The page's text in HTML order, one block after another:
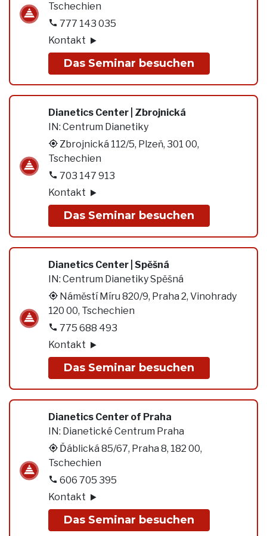
Tschechien
777 143 035
Kontakt
Das Seminar besuchen
Dianetics Center | Zbrojnická
IN: Centrum Dianetiky
Zbrojnická 112/5, Plzeň, 301 00,
Tschechien
703 147 913
Kontakt
Das Seminar besuchen
Dianetics Center | Spěšná
IN: Centrum Dianetiky Spěšná
Náměstí Míru 820/9, Praha 2, Vinohrady
120 00, Tschechien
775 688 493
Kontakt
Das Seminar besuchen
Dianetics Center of Praha
IN: Dianetické Centrum Praha
Ďáblická 85/67, Praha 8, 182 00,
Tschechien
606 705 395
Kontakt
Das Seminar besuchen